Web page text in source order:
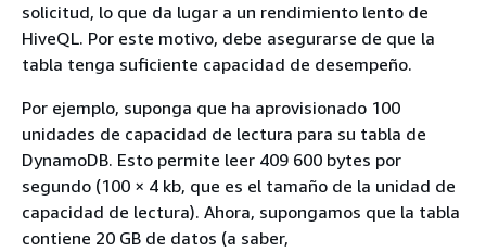
solicitud, lo que da lugar a un rendimiento lento de
HiveQL. Por este motivo, debe asegurarse de que la
tabla tenga suficiente capacidad de desempeño.
Por ejemplo, suponga que ha aprovisionado 100
unidades de capacidad de lectura para su tabla de
DynamoDB. Esto permite leer 409 600 bytes por
segundo (100 × 4 kb, que es el tamaño de la unidad de
capacidad de lectura). Ahora, supongamos que la tabla
contiene 20 GB de datos (a saber,